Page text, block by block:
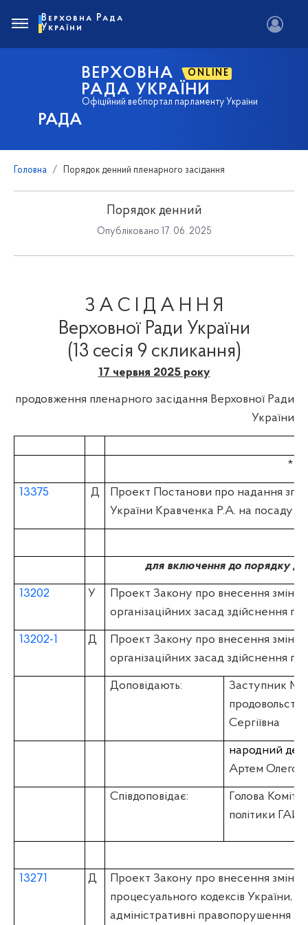
РАДА
ВЕРХОВНА ONLINE
РАДА УКРАЇНИ
Офіційний вебпортал парламенту України
Верховна Рада
України
Головна Порядок денний пленарного засідання
Порядок денний
Опубліковано 17. 06. 2025
З А С І Д А Н Н Я
Верховної Ради України
(13 сесія 9 скликання)
17 червня 2025 року
продовження пленарного засідання Верховної Ради
України
* *
13375 Д
Проект Постанови про надання
України Кравченка Р.А. на посаду
для включення до порядку
13202 У
Проект Закону про внесення змін
організаційних засад здійснення
13202-1 Д
Проект Закону про внесення змін
організаційних засад здійснення
Доповідають:
Заступник
Сергіївна
народний
Артем
Співдоповідає:
Голова
політики
13271 Д
Проект Закону про внесення змін
процесуального кодексів України,
адміністративні правопорушення